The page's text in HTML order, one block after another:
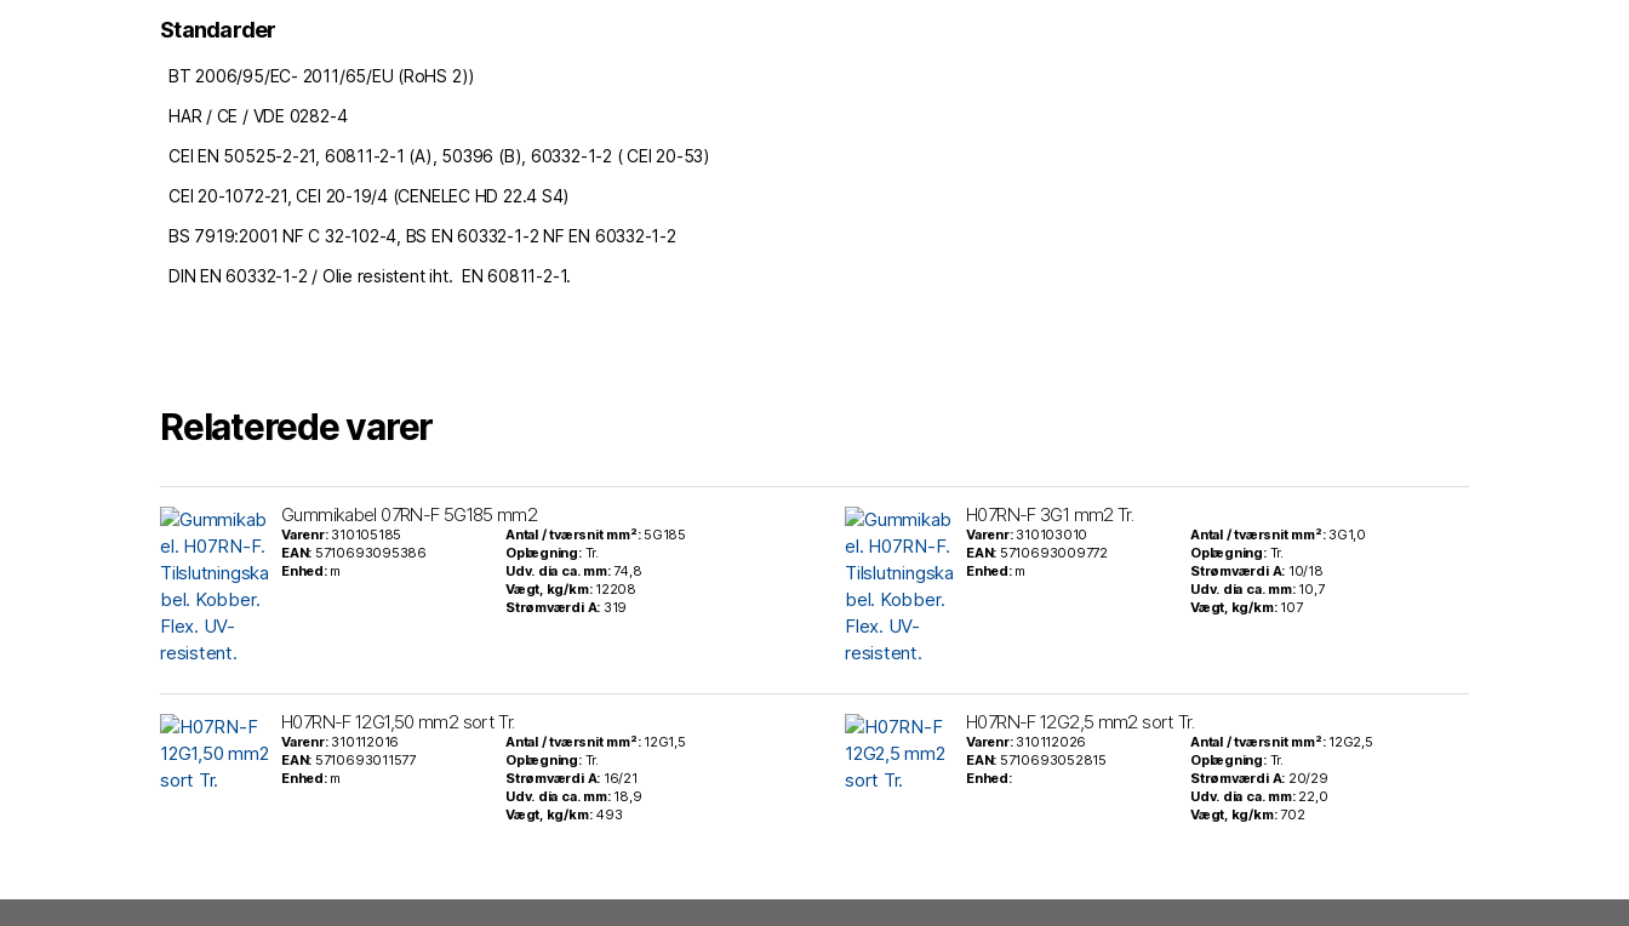
Standarder
BT 2006/95/EC- 2011/65/EU (RoHS 2))
HAR / CE / VDE 0282-4
CEI EN 50525-2-21, 60811-2-1 (A), 50396 (B), 60332-1-2 ( CEI 20-53)
CEI 20-1072-21, CEI 20-19/4 (CENELEC HD 22.4 S4)
BS 7919:2001 NF C 32-102-4, BS EN 60332-1-2 NF EN 60332-1-2
DIN EN 60332-1-2 / Olie resistent iht. EN 60811-2-1.
Relaterede varer
Gummikabel 07RN-F 5G185 mm2
Varenr: 310105185
EAN: 5710693095386
Enhed: m
Antal / tværsnit mm²: 5G185
Oplægning: Tr.
Udv. dia ca. mm:74,8
Vægt, kg/km: 12208
Strømværdi A: 319
H07RN-F 3G1 mm2 Tr.
Varenr: 310103010
EAN: 5710693009772
Enhed: m
Antal / tværsnit mm²: 3G1,0
Oplægning: Tr.
Strømværdi A: 10/18
Udv. dia ca. mm: 10,7
Vægt, kg/km: 107
H07RN-F 12G1,50 mm2 sort Tr.
Varenr: 310112016
EAN: 5710693011577
Enhed: m
Antal / tværsnit mm²: 12G1,5
Oplægning: Tr.
Strømværdi A: 16/21
Udv. dia ca. mm: 18,9
Vægt, kg/km: 493
H07RN-F 12G2,5 mm2 sort Tr.
Varenr: 310112026
EAN: 5710693052815
Enhed:
Antal / tværsnit mm²: 12G2,5
Oplægning: Tr.
Strømværdi A: 20/29
Udv. dia ca. mm: 22,0
Vægt, kg/km:702